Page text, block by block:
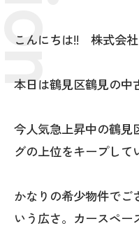
こんにちは!! 株式会
本日は鶴見区鶴見の
今人気急上昇中の鶴
グの上位をキープして
かなりの希少物件で
いう広さ。カースペー